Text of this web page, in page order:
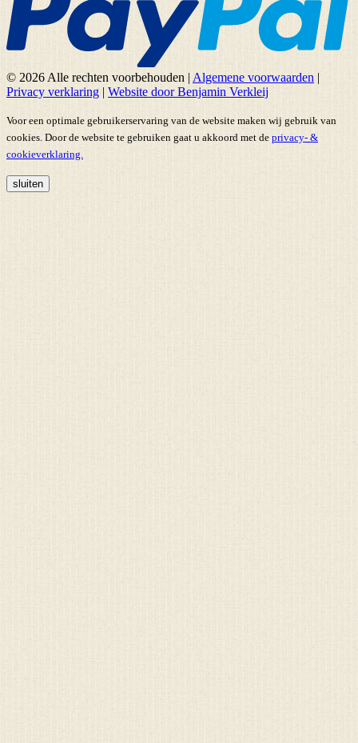
© 2026 Alle rechten voorbehouden | Algemene voorwaarden |
Privacy verklaring | Website door Benjamin Verkleij
Voor een optimale gebruikerservaring van de website maken wij gebruik van
cookies. Door de website te gebruiken gaat u akkoord met de privacy- &
cookieverklaring.
sluiten